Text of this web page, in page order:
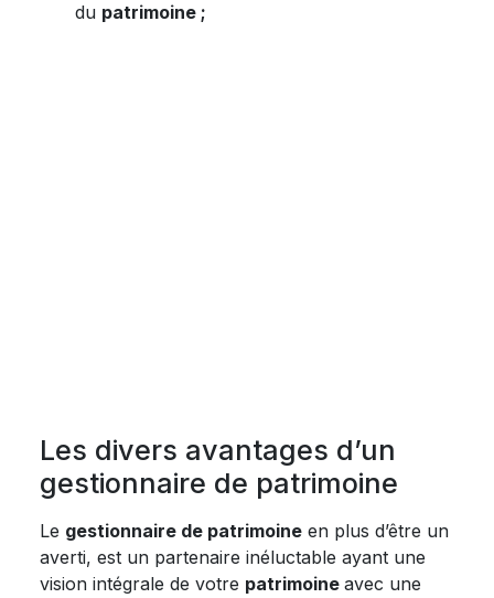
du patrimoine ;
Les divers avantages d’un
gestionnaire de patrimoine
Le gestionnaire de patrimoine en plus d’être un
averti, est un partenaire inéluctable ayant une
vision intégrale de votre patrimoine avec une